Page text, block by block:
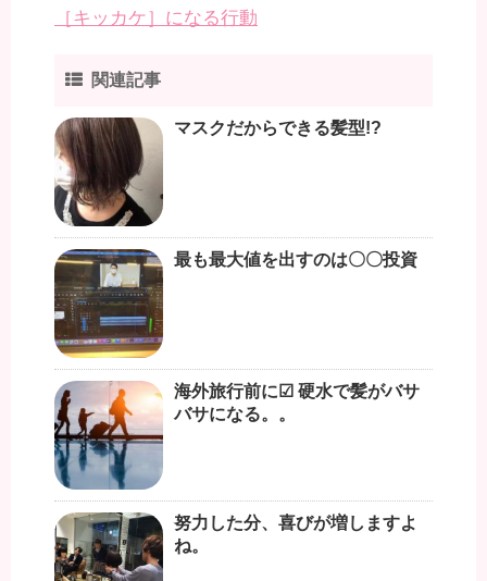
［キッカケ］になる行動
関連記事
マスクだからできる髪型!?
最も最大値を出すのは〇〇投資
海外旅行前に☑︎ 硬水で髪がバサ
バサになる。。
努力した分、喜びが増しますよ
ね。